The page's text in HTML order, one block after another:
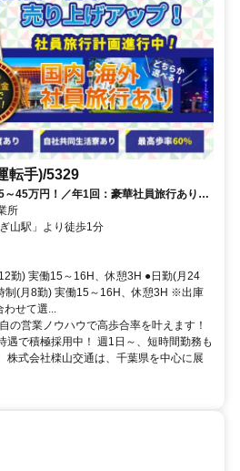
転手)/5329
45万円！／年1回：豪華社員旅行あり／
所
くぬぎ山駅」より徒歩1分
勤) 実働15～16H、休憩3H ●日勤(月24
制(月8勤) 実働15～16H、休憩3H ※出庫
わせて選...
の営業ノウハウで高歩合率を叶えます！
遇で積極採用中！ 週1日～、短時間勤務も
株式会社檪山交通は、千葉県を中心に展